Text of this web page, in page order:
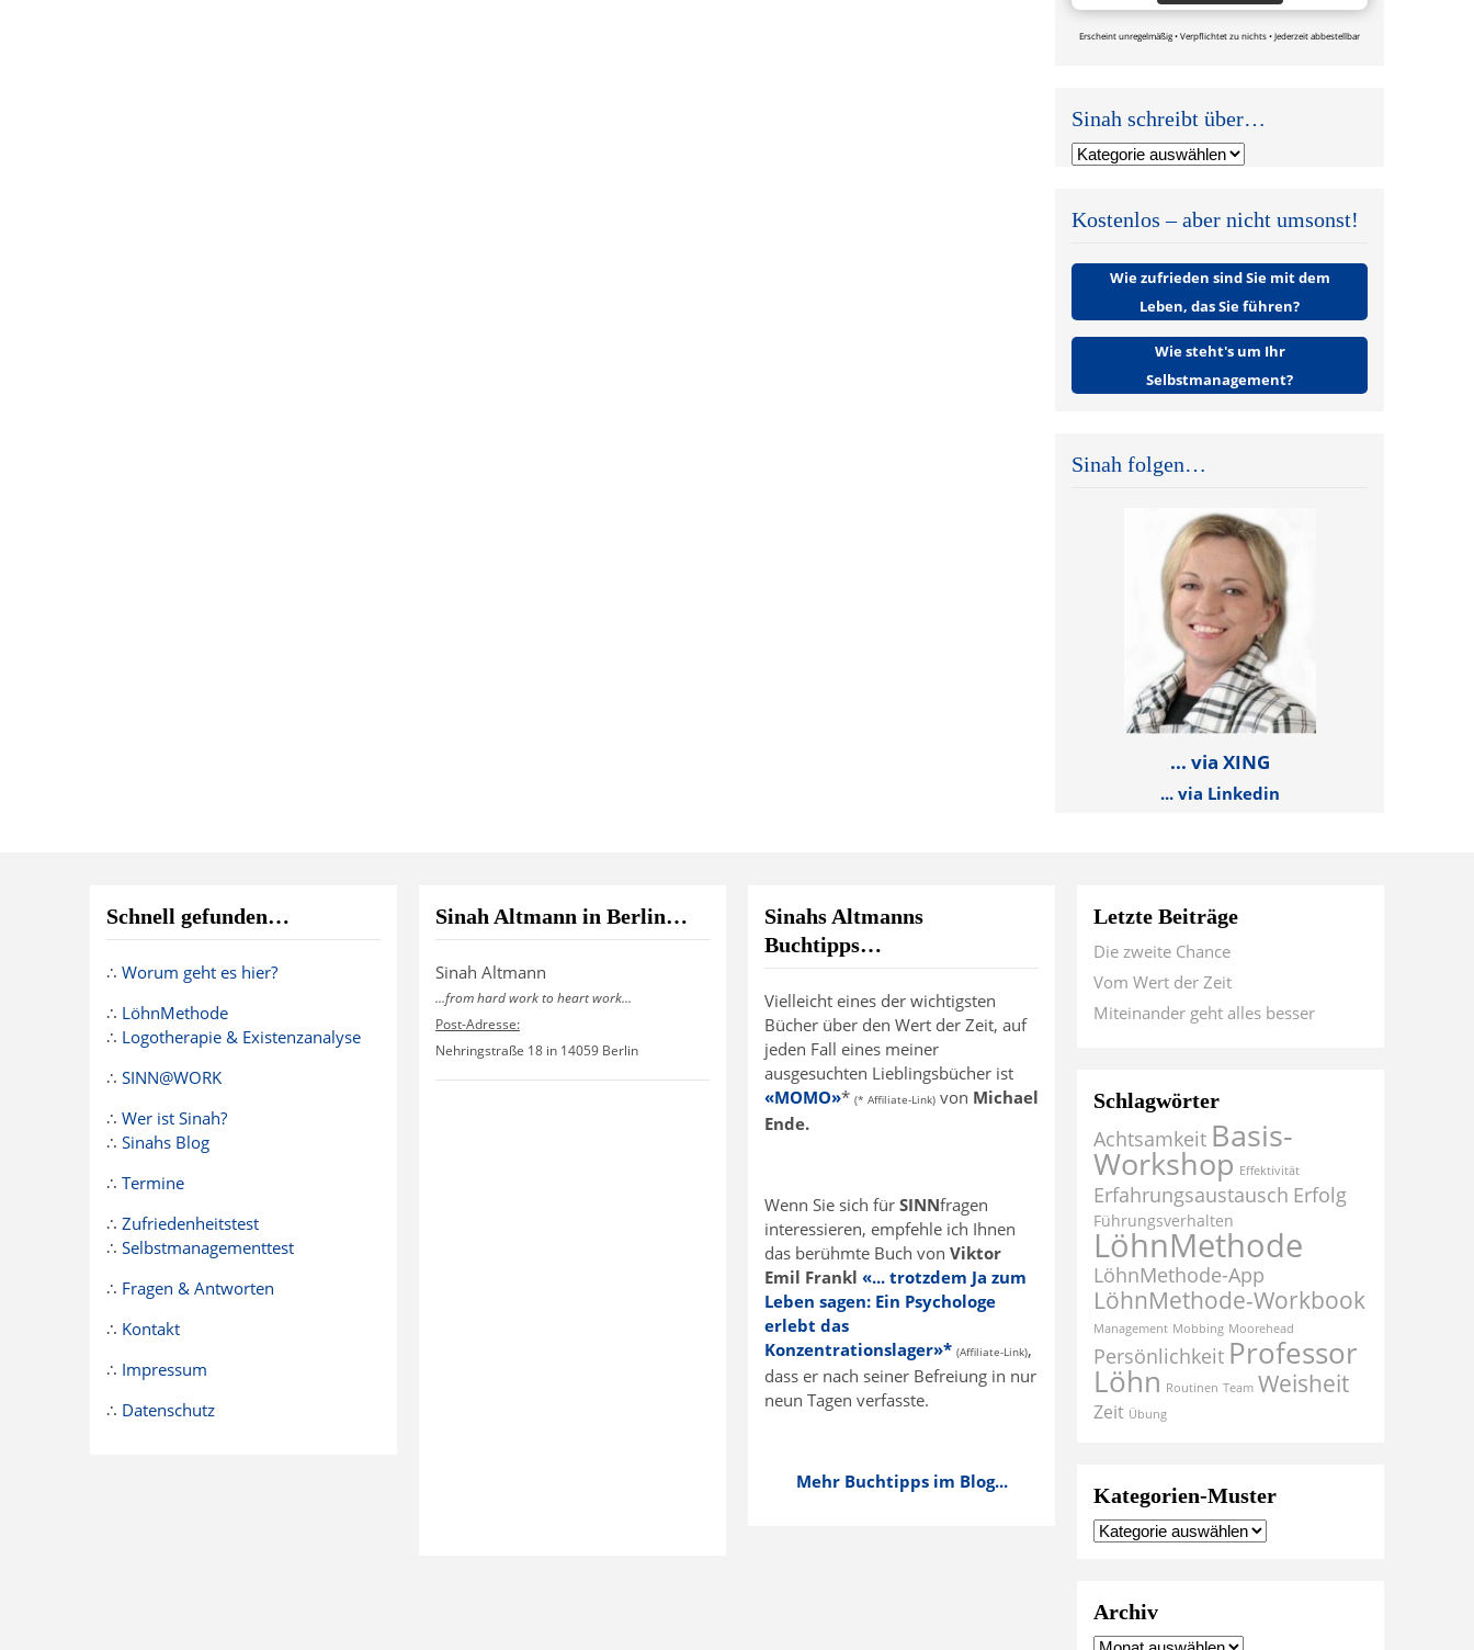
Erscheint unregelmäßig • Verpflichtet zu nichts • Jederzeit abbestellbar
Sinah schreibt über…
Kostenlos – aber nicht umsonst!
Wie zufrieden sind Sie mit dem
Leben, das Sie führen?
Wie steht's um Ihr
Selbstmanagement?
Sinah folgen…
... via XING
... via Linkedin
Schnell gefunden…
∴ Worum geht es hier?
∴ LöhnMethode
∴ Logotherapie & Existenzanalyse
∴ SINN@WORK
∴ Wer ist Sinah?
∴ Sinahs Blog
∴ Termine
∴ Zufriedenheitstest
∴ Selbstmanagementtest
∴ Fragen & Antworten
∴ Kontakt
∴ Impressum
∴ Datenschutz
Sinah Altmann in Berlin…
Sinah Altmann
...from hard work to heart work...
Post-Adresse:
Nehringstraße 18 in 14059 Berlin
Sinahs Altmanns
Buchtipps…
Vielleicht eines der wichtigsten
Bücher über den Wert der Zeit, auf
jeden Fall eines meiner
ausgesuchten Lieblingsbücher ist
«MOMO»* (* Affiliate-Link) von Michael
Ende.
Wenn Sie sich für SINNfragen
interessieren, empfehle ich Ihnen
das berühmte Buch von Viktor
Emil Frankl «... trotzdem Ja zum
Leben sagen: Ein Psychologe
erlebt das
Konzentrationslager»* (Affiliate-Link),
dass er nach seiner Befreiung in nur
neun Tagen verfasste.
Mehr Buchtipps im Blog...
Letzte Beiträge
Die zweite Chance
Vom Wert der Zeit
Miteinander geht alles besser
Schlagwörter
Achtsamkeit Basis-
Workshop Effektivität
Erfahrungsaustausch Erfolg
Führungsverhalten
LöhnMethode
LöhnMethode-App
LöhnMethode-Workbook
Management Mobbing Moorehead
Persönlichkeit Professor
Löhn Routinen Team Weisheit
Zeit Übung
Kategorien-Muster
Archiv